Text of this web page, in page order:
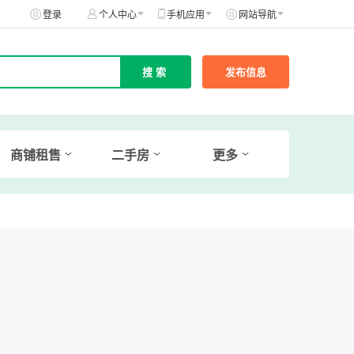
登录 个人中心 手机应用 网站导航
发布信息
商铺租售 二手房 更多